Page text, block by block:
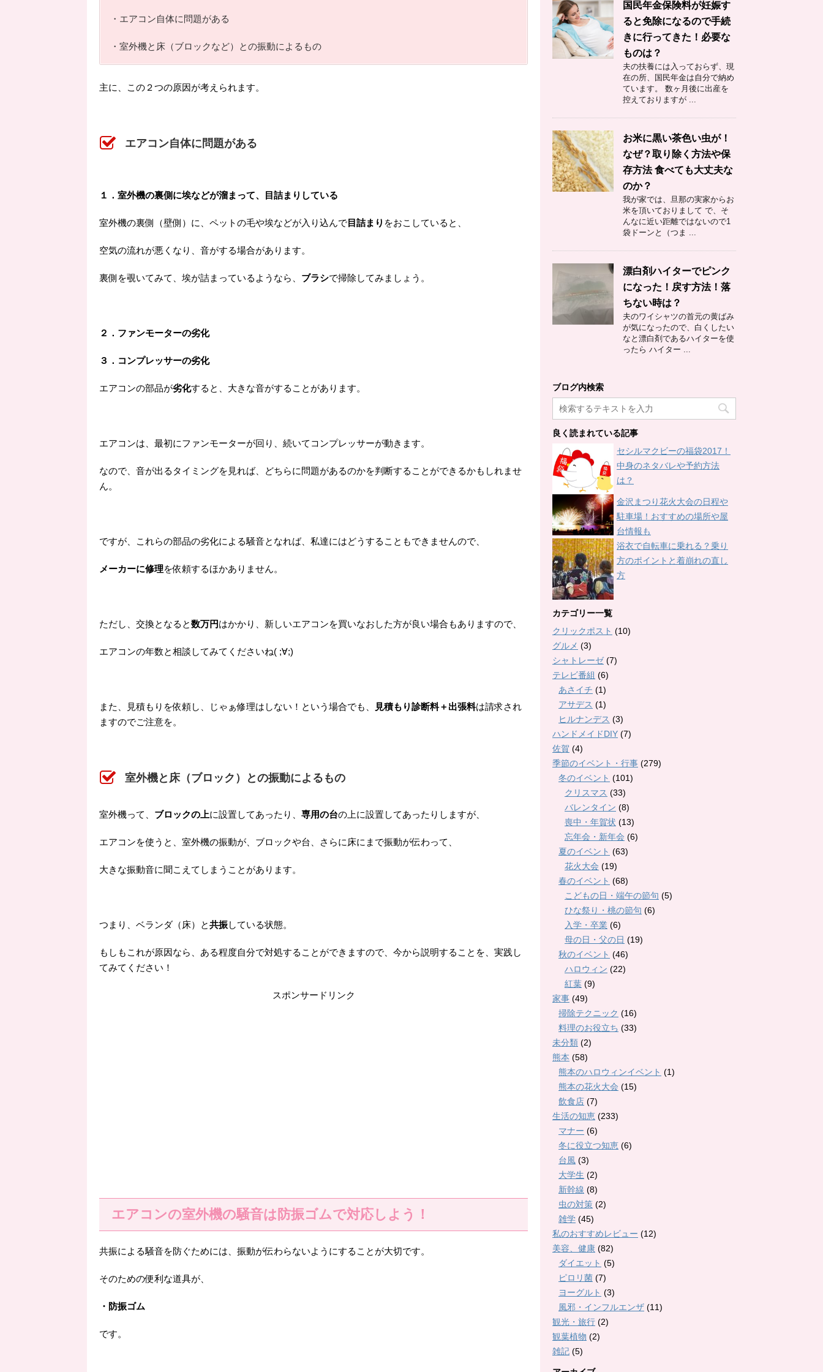
・エアコン自体に問題がある
・室外機と床（ブロックなど）との振動によるもの
主に、この２つの原因が考えられます。
エアコン自体に問題がある
１．室外機の裏側に埃などが溜まって、目詰まりしている
室外機の裏側（壁側）に、ペットの毛や埃などが入り込んで目詰まり をおこしていると、
空気の流れが悪くなり、音がする場合があります。
裏側を覗いてみて、埃が詰まっているようなら、 ブラシで掃除してみましょう。
２．ファンモーターの劣化
３．コンプレッサーの劣化
エアコンの部品が劣化すると、大きな音がすることがあります。
エアコンは、最初にファンモーターが回り、続いてコンプレッサーが動きます。
なので、音が出るタイミングを見れば、どちらに問題があるのかを判断することができるかもしれませ
ん。
ですが、これらの部品の劣化による騒音となれば、私達にはどうすることもできませんので、
メーカーに修理を依頼するほかありません。
ただし、交換となると数万円はかかり、新しいエアコンを買いなおした方が良い場合もありますので、
エアコンの年数と相談してみてくださいね( ;∀;)
また、見積もりを依頼し、じゃぁ修理はしない！という場合でも、 見積もり診断料＋出張料は請求され
ますのでご注意を。
室外機と床（ブロック）との振動によるもの
室外機って、 ブロックの上に設置してあったり、 専用の台の上に設置してあったりしますが、
エアコンを使うと、室外機の振動が、ブロックや台、さらに床にまで振動が伝わって、
大きな振動音に聞こえてしまうことがあります。
つまり、ベランダ（床）と共振している状態。
もしもこれが原因なら、ある程度自分で対処することができますので、今から説明することを、実践し
てみてください！
スポンサードリンク
エアコンの室外機の騒音は防振ゴムで対応しよう！
共振による騒音を防ぐためには、振動が伝わらないようにすることが大切です。
そのための便利な道具が、
・防振ゴム
です。
国民年金保険料が妊娠す
ると免除になるので手続
きに行ってきた！必要な
ものは？
夫の扶養には入っておらず、現
在の所、国民年金は自分で納め
ています。 数ヶ月後に出産を
控えておりますが ...
お米に黒い茶色い虫が！
なぜ？取り除く方法や保
存方法 食べても大丈夫な
のか？
我が家では、旦那の実家からお
米を頂いておりまして で、そ
んなに近い距離ではないので1
袋ドーンと（つま ...
漂白剤ハイターでピンク
になった！戻す方法！落
ちない時は？
夫のワイシャツの首元の黄ばみ
が気になったので、白くしたい
なと漂白剤であるハイターを使
ったら ハイター ...
ブログ内検索
良く読まれている記事
セシルマクビーの福袋2017！
中身のネタバレや予約方法
は？
金沢まつり花火大会の日程や
駐車場！おすすめの場所や屋
台情報も
浴衣で自転車に乗れる？乗り
方のポイントと着崩れの直し
方
カテゴリー一覧
クリックポスト (10)
グルメ (3)
シャトレーゼ(7)
テレビ番組 (6)
あさイチ (1)
アサデス (1)
ヒルナンデス (3)
ハンドメイドDIY (7)
佐賀 (4)
季節のイベント・行事 (279)
冬のイベント (101)
クリスマス (33)
バレンタイン (8)
喪中・年賀状 (13)
忘年会・新年会 (6)
夏のイベント (63)
花火大会 (19)
春のイベント (68)
こどもの日・端午の節句 (5)
ひな祭り・桃の節句 (6)
入学・卒業 (6)
母の日・父の日 (19)
秋のイベント (46)
ハロウィン (22)
紅葉 (9)
家事 (49)
掃除テクニック (16)
料理のお役立ち (33)
未分類 (2)
熊本 (58)
熊本のハロウィンイベント (1)
熊本の花火大会 (15)
飲食店 (7)
生活の知恵 (233)
マナー (6)
冬に役立つ知恵 (6)
台風 (3)
大学生 (2)
新幹線 (8)
虫の対策 (2)
雑学 (45)
私のおすすめレビュー (12)
美容、健康 (82)
ダイエット (5)
ピロリ菌 (7)
ヨーグルト (3)
風邪・インフルエンザ (11)
観光・旅行 (2)
観葉植物 (2)
雑記 (5)